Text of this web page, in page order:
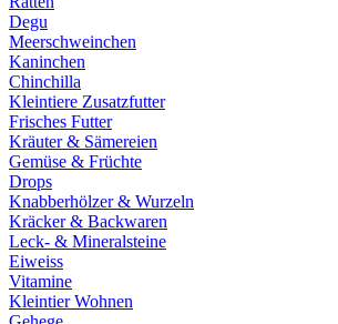
Degu
Meerschweinchen
Kaninchen
Chinchilla
Kleintiere Zusatzfutter
Frisches Futter
Kräuter & Sämereien
Gemüse & Früchte
Drops
Knabberhölzer & Wurzeln
Kräcker & Backwaren
Leck- & Mineralsteine
Eiweiss
Vitamine
Kleintier Wohnen